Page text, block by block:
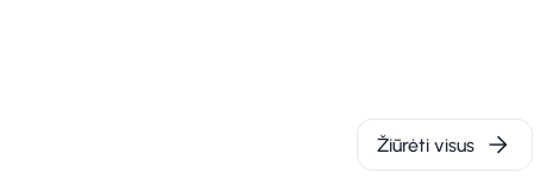
Žiūrėti visus